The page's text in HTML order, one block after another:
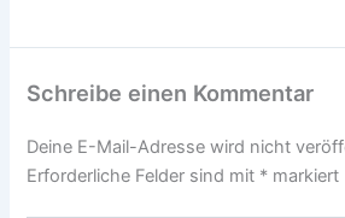
Schreibe einen Kommentar
Deine E-Mail-Adresse wird nicht
Erforderliche Felder sind mit * markiert